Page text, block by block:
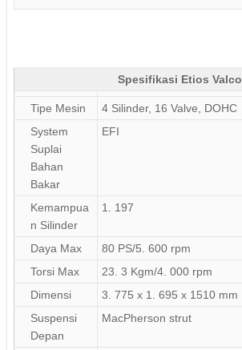
Spesifikasi Etios Valco
Tipe Mesin
4 Silinder, 16 Valve, DOHC
System
Suplai
Bahan
Bakar
EFI
Kemampua
n Silinder
1. 197
Daya Max
80 PS/5. 600 rpm
Torsi Max
23. 3 Kgm/4. 000 rpm
Dimensi
3. 775 x 1. 695 x 1510 mm
Suspensi
Depan
MacPherson strut